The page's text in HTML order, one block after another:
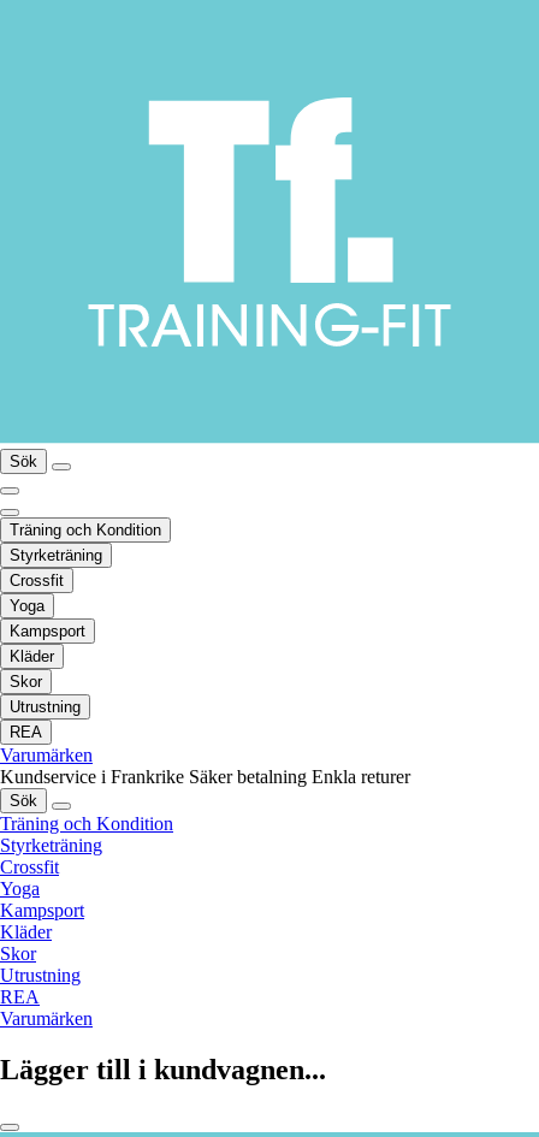
Sök
Träning och Kondition
Styrketräning
Crossfit
Yoga
Kampsport
Kläder
Skor
Utrustning
REA
Varumärken
Kundservice i Frankrike Säker betalning Enkla returer
Sök
Träning och Kondition
Styrketräning
Crossfit
Yoga
Kampsport
Kläder
Skor
Utrustning
REA
Varumärken
Lägger till i kundvagnen...